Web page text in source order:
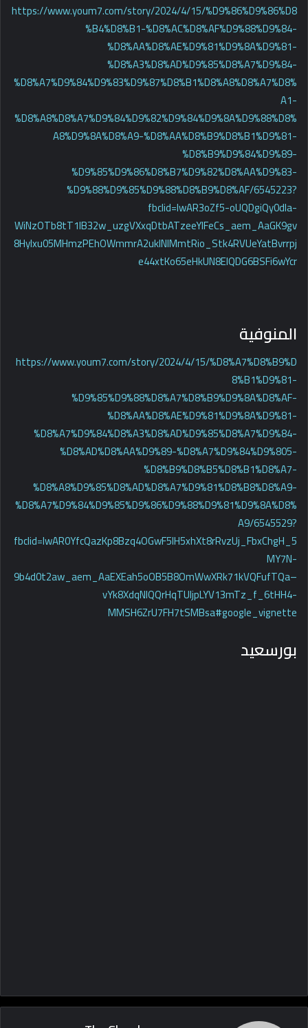
https://www.youm7.com/story/2024/4/15/%D9%86%D9%86%D8
%B4%D8%B1-%D8%AC%D8%AF%D9%88%D9%84-
%D8%AA%D8%AE%D9%81%D9%8A%D9%81-
%D8%A3%D8%AD%D9%85%D8%A7%D9%84-
%D8%A7%D9%84%D9%83%D9%87%D8%B1%D8%A8%D8%A7%D8%
A1-
%D8%A8%D8%A7%D9%84%D9%82%D9%84%D9%8A%D9%88%D8%
A8%D9%8A%D8%A9-%D8%AA%D8%B9%D8%B1%D9%81-
%D8%B9%D9%84%D9%89-
%D9%85%D9%86%D8%B7%D9%82%D8%AA%D9%83-
%D9%88%D9%85%D9%88%D8%B9%D8%AF/6545223?
fbclid=IwAR3oZf5-oUQDgiQy0dIa-
WiNzOTb8tT1IB32w_uzgVXxqDtbATzeeYIFeCs_aem_AaGK9gv
8Hylxu05MHmzPEhOWmmrA2ukINIMmtRio_Stk4RVUeYatBvrrpj
e44xtKo65eHkUN8ElQDG6BSFi6wYcr
المنوفية
https://www.youm7.com/story/2024/4/15/%D8%A7%D8%B9%D
8%B1%D9%81-
%D9%85%D9%88%D8%A7%D8%B9%D9%8A%D8%AF-
%D8%AA%D8%AE%D9%81%D9%8A%D9%81-
%D8%A7%D9%84%D8%A3%D8%AD%D9%85%D8%A7%D9%84-
%D8%AD%D8%AA%D9%89-%D8%A7%D9%84%D9%805-
%D8%B9%D8%B5%D8%B1%D8%A7-
%D8%A8%D9%85%D8%AD%D8%A7%D9%81%D8%B8%D8%A9-
%D8%A7%D9%84%D9%85%D9%86%D9%88%D9%81%D9%8A%D8%
A9/6545529?
fbclid=IwAR0YfcQazKp8Bzq4OGwF5IH5xhXt8rRvzUj_FbxChgH_5
MY7N-
9b4d0t2aw_aem_AaEXEah5oOB5B8OmWwXRk71kVQFufTQa–
vYk8XdqNIQQrHqTUIjpLYV13mTz_f_6tHH4-
MMSH6ZrU7FH7tSMBsa#google_vignette
بورسعيد